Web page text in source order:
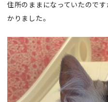
住所のままになっていたので
かりました。